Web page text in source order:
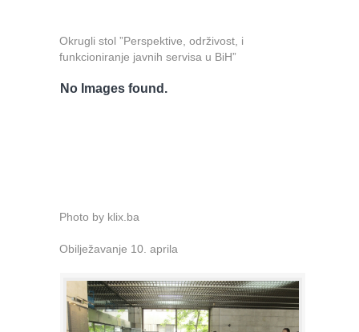
Okrugli stol ”Perspektive, održivost, i
funkcioniranje javnih servisa u BiH”
No Images found.
Photo by klix.ba
Obilježavanje 10. aprila